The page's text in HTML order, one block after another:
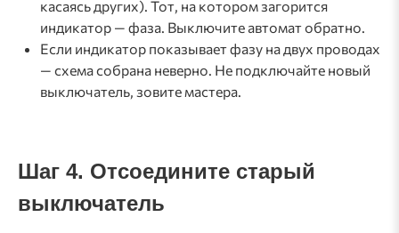
касаясь других). Тот, на котором загорится
индикатор — фаза. Выключите автомат обратно.
Если индикатор показывает фазу на двух проводах
— схема собрана неверно. Не подключайте новый
выключатель, зовите мастера.
Шаг 4. Отсоедините старый
выключатель